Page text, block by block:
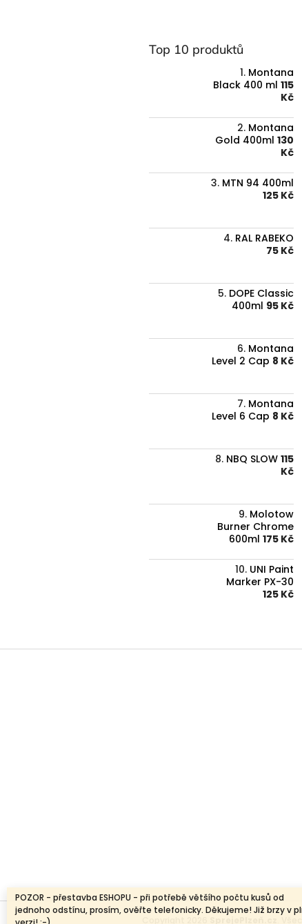
POZOR - přestavba ESHOPU - při potřebě většího počtu kusů od
jednoho odstínu, prosím, ověřte telefonicky. Děkujeme! Již brzy v
Top 10 produktů
Montana
Black 400 ml 115
Kč
Montana
Gold 400ml 130
Kč
MTN 94 400ml
125 Kč
RAL RABEKO
75 Kč
DOPE Classic
400ml 95 Kč
Montana
Level 2 Cap 8 Kč
Montana
Level 6 Cap 8 Kč
NBQ SLOW 115
Kč
Molotow
Burner Chrome
600ml 175 Kč
UNI Paint
Marker PX-30
125 Kč
.